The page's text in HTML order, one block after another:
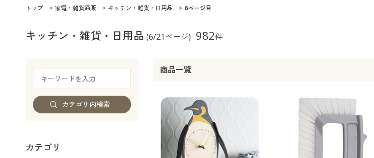
レディース通販すべて
レディースファッション
インナー・下着通販すべて
女性下着
メンズ通販すべて
メンズファッション
トップ 家電・雑貨通販 キッチン・雑貨・日用品 6ページ目
キッチン・雑貨・日用品 (6/21ページ) 982件
商品一覧
カテゴリ